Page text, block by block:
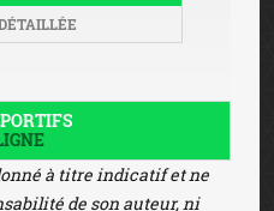
à titre indicatif et ne
de son auteur, ni